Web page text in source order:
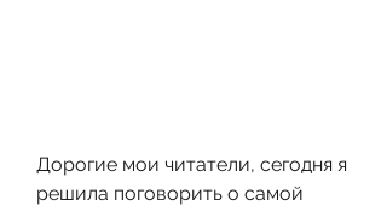
Дорогие мои читатели, сегодня я
решила поговорить о самой